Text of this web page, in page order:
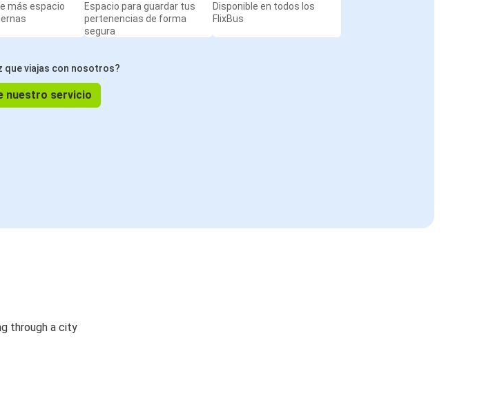
más espacio
Espacio para guardar tus
pertenencias de forma
segura
Disponible en todos los
FlixBus
que viajas con nosotros?
nuestro servicio